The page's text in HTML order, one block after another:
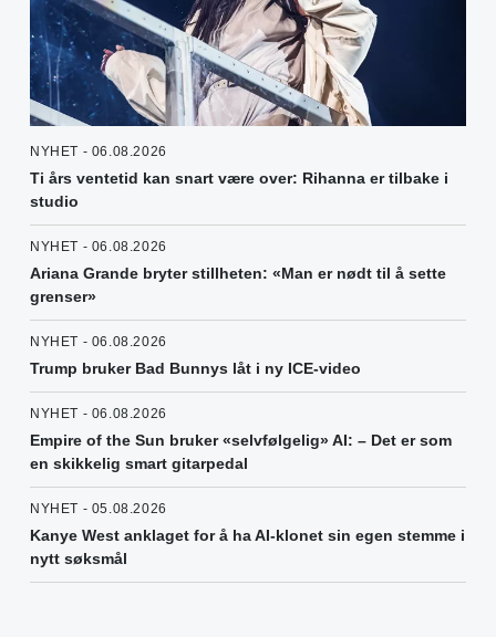
NYHET - 06.08.2026
Ti års ventetid kan snart være over: Rihanna er tilbake i
studio
NYHET - 06.08.2026
Ariana Grande bryter stillheten: «Man er nødt til å sette
grenser»
NYHET - 06.08.2026
Trump bruker Bad Bunnys låt i ny ICE-video
NYHET - 06.08.2026
Empire of the Sun bruker «selvfølgelig» AI: – Det er som
en skikkelig smart gitarpedal
NYHET - 05.08.2026
Kanye West anklaget for å ha AI-klonet sin egen stemme i
nytt søksmål